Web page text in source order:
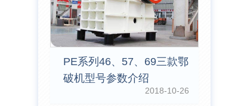
PE系列46、57、69三款鄂
破机型号参数介绍
2018-10-26